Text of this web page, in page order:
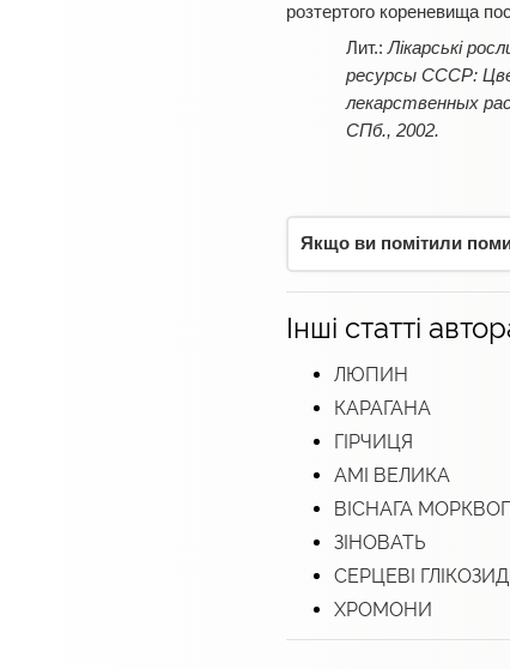
розтертого кореневища
Лікарські
ресурсы СССР:
лекарственных
СПб., 2002.
Якщо ви помітили
Інші статті
ЛЮПИН
КАРАГАНА
ГІРЧИЦЯ
АМІ ВЕЛИКА
ВІСНАГА
ЗІНОВАТЬ
СЕРЦЕВІ
ХРОМОНИ